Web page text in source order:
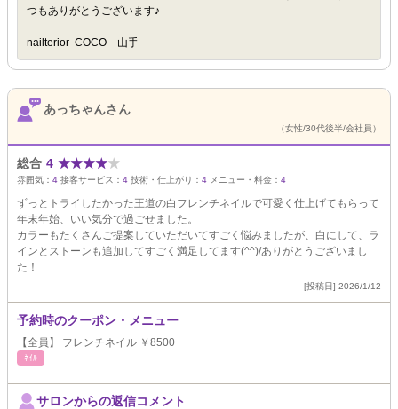
つもありがとうございます♪
nailterior COCO 山手
あっちゃんさん
（女性/30代後半/会社員）
総合 4 ★★★★★
雰囲気： 4 接客サービス： 4 技術・仕上がり： 4 メニュー・料金： 4
ずっとトライしたかった王道の白フレンチネイルで可愛く仕上げてもらって
年末年始、いい気分で過ごせました。
カラーもたくさんご提案していただいてすごく悩みましたが、白にして、ラ
インとストーンも追加してすごく満足してます(^^)/ありがとうございまし
た！
[投稿日] 2026/1/12
予約時のクーポン・メニュー
【全員】 フレンチネイル ￥8500
ﾈｲﾙ
サロンからの返信コメント